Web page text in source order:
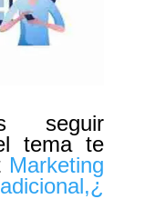
seguir
tema te
Marketing